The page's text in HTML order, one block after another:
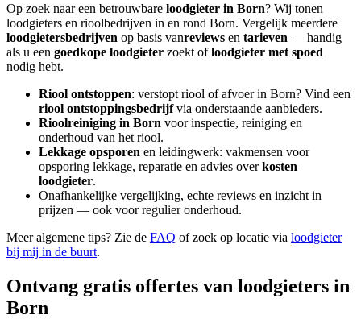
Op zoek naar een betrouwbare loodgieter in Born? Wij tonen
loodgieters en rioolbedrijven in en rond Born. Vergelijk meerdere
loodgietersbedrijven op basis vanreviews en tarieven — handig
als u een goedkope loodgieter zoekt ofloodgieter met spoed
nodig hebt.
Riool ontstoppen: verstopt riool of afvoer in Born? Vind een
riool ontstoppingsbedrijfvia onderstaande aanbieders.
Rioolreiniging in Born voor inspectie, reiniging en
onderhoud van het riool.
Lekkage opsporen en leidingwerk: vakmensen voor
opsporing lekkage, reparatie en advies overkosten
loodgieter.
Onafhankelijke vergelijking, echte reviews en inzicht in
prijzen — ook voor regulier onderhoud.
Meer algemene tips? Zie de FAQ of zoek op locatie via loodgieter
bij mij in de buurt.
Ontvang gratis offertes van loodgieters in
Born